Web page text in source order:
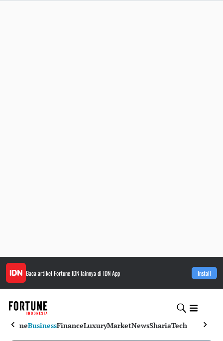
Baca artikel Fortune IDNlainnya di IDN App Install
HomeBusinessFinanceLuxuryMarketNewsShariaTech